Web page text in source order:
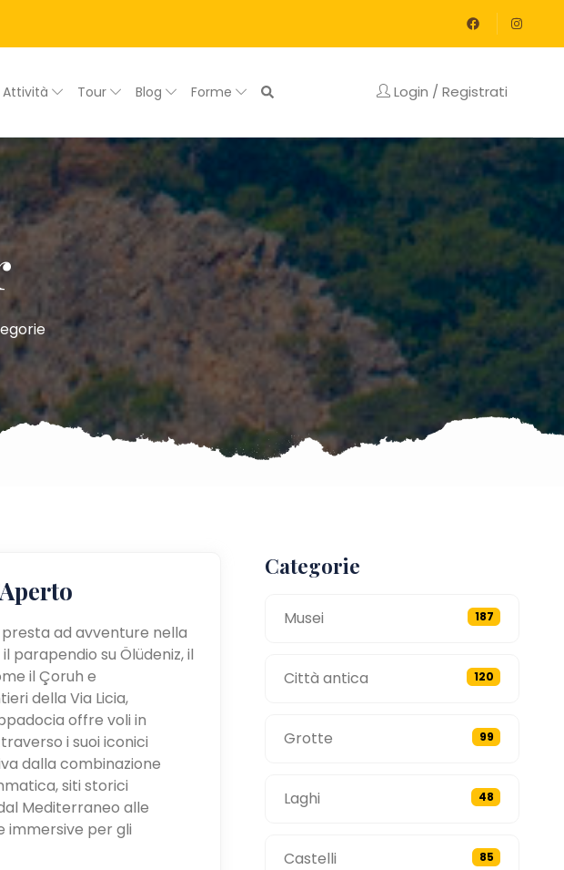
Attività Tour Blog Forme Login / Registrati
ad avventure nella
parapendio su Ölüdeniz, il
il Çoruh e
della Via Licia,
offre voli in
i suoi iconici
dalla combinazione
siti storici
Mediterraneo alle
per gli
Categorie
Musei 187
Città antica 120
Grotte 99
Laghi 48
Castelli 85